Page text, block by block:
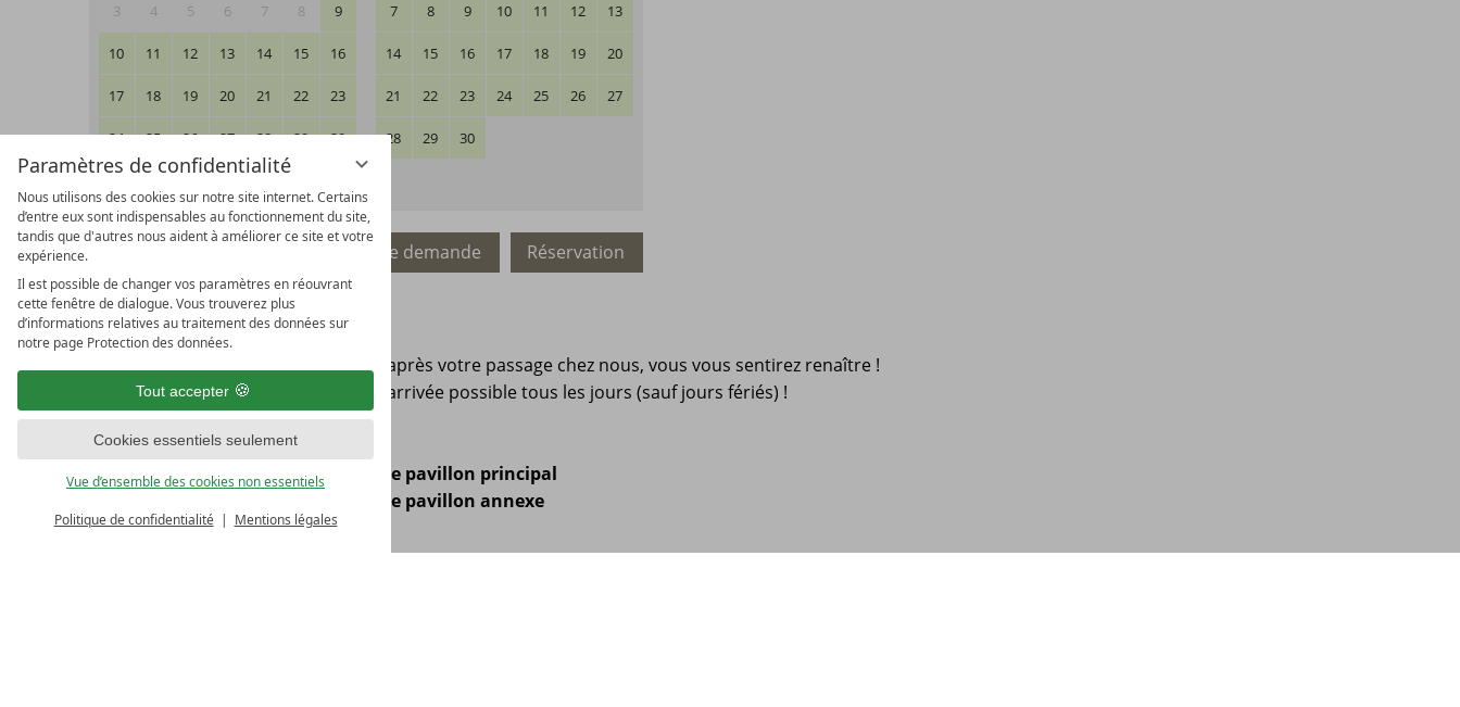
Paramètres de confidentialité
Nous utilisons des cookies sur notre site internet. Certains
d’entre eux sont indispensables au fonctionnement du site,
tandis que d'autres nous aident à améliorer ce site et votre
expérience.
Il est possible de changer vos paramètres en réouvrant
cette fenêtre de dialogue. Vous trouverez plus
d’informations relatives au traitement des données sur
notre page Protection des données.
Tout accepter
Cookies essentiels seulement
Vue d’ensemble des cookies non essentiels
Politique de confidentialité Mentions légales
3 4 5 6 7 8 9
10 11 12 13 14 15 16
17 18 19 20 21 22 23
24 25 26 27 28 29 30
7 8 9 10 11 12 13
14 15 16 17 18 19 20
21 22 23 24 25 26 27
28 29 30
Durée du séjour
Réservation
Faire une demande
Petit séjour bien-être 2026
Court séjour et grand changement : après votre passage chez nous, vous vous sentirez renaître !
Réservation possible toute l'année - arrivée possible tous les jours (sauf jours fériés) !
À partir de 495,00 p. personne dans
le pavillon principal
le pavillon annexe